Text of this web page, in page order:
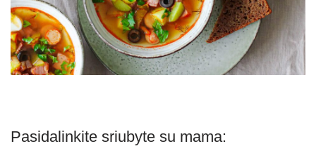
Pasidalinkite sriubyte su mama: